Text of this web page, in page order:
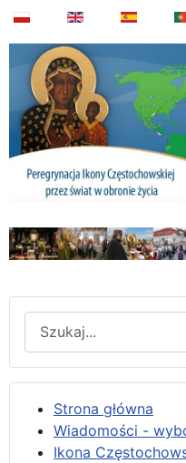
Strona główna
Wiadomości -
Ikona